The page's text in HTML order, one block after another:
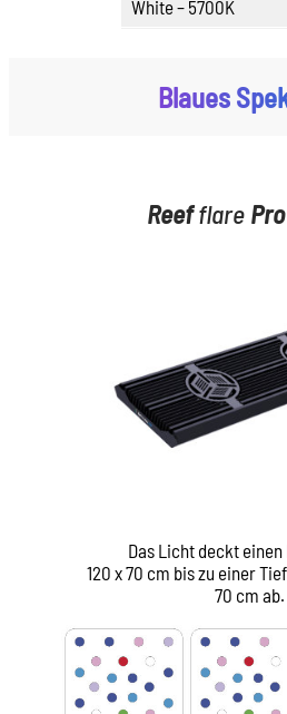
White – 5700K
Blaues
Reefflare Pro
Das Licht deckt
120 x 70 cm bis zu einer
70 cm ab.